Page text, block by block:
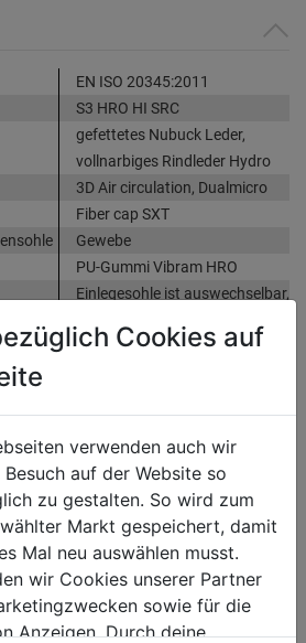
EN ISO 20345:2011
S3 HRO HI SRC
gefettetes Nubuck Leder,
vollnarbiges Rindleder Hydro
3D Air circulation, Dualmicro
Fiber cap SXT
Gewebe
PU-Gummi Vibram HRO
Einlegesohle ist auswechselbar,
atmungsaktiv
Cookies auf
verwenden auch wir
auf der Website so
zu gestalten. So wird zum
Markt gespeichert, damit
Mal neu auswählen musst.
wir Cookies unserer Partner
sowie für die
Anzeigen. Durch deine